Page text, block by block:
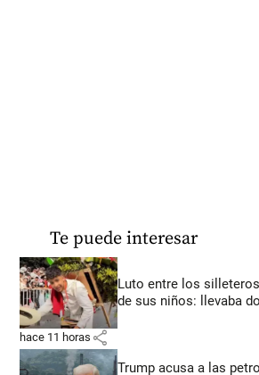
Te puede interesar
Luto entre los
de sus niños: llevaba
hace 11 horas share
Trump acusa a las